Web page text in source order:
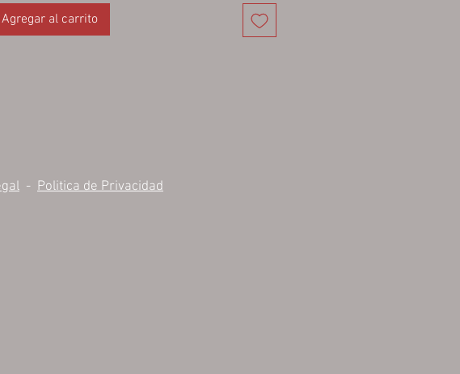
Agregar al carrito
- Politica de Privacidad